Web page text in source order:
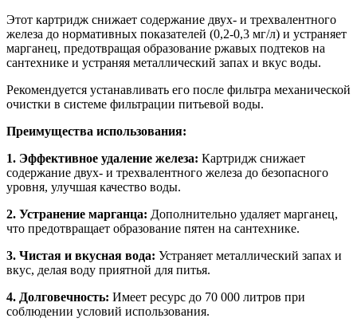
Этот картридж снижает содержание двух- и трехвалентного
железа до нормативных показателей (0,2-0,3 мг/л) и устраняет
марганец, предотвращая образование ржавых подтеков на
сантехнике и устраняя металлический запах и вкус воды.
Рекомендуется устанавливать его после фильтра механической
очистки в системе фильтрации питьевой воды.
Преимущества использования:
1. Эффективное удаление железа: Картридж снижает
содержание двух- и трехвалентного железа до безопасного
уровня, улучшая качество воды.
2. Устранение марганца: Дополнительно удаляет марганец,
что предотвращает образование пятен на сантехнике.
3. Чистая и вкусная вода: Устраняет металлический запах и
вкус, делая воду приятной для питья.
4. Долговечность: Имеет ресурс до 70 000 литров при
соблюдении условий использования.